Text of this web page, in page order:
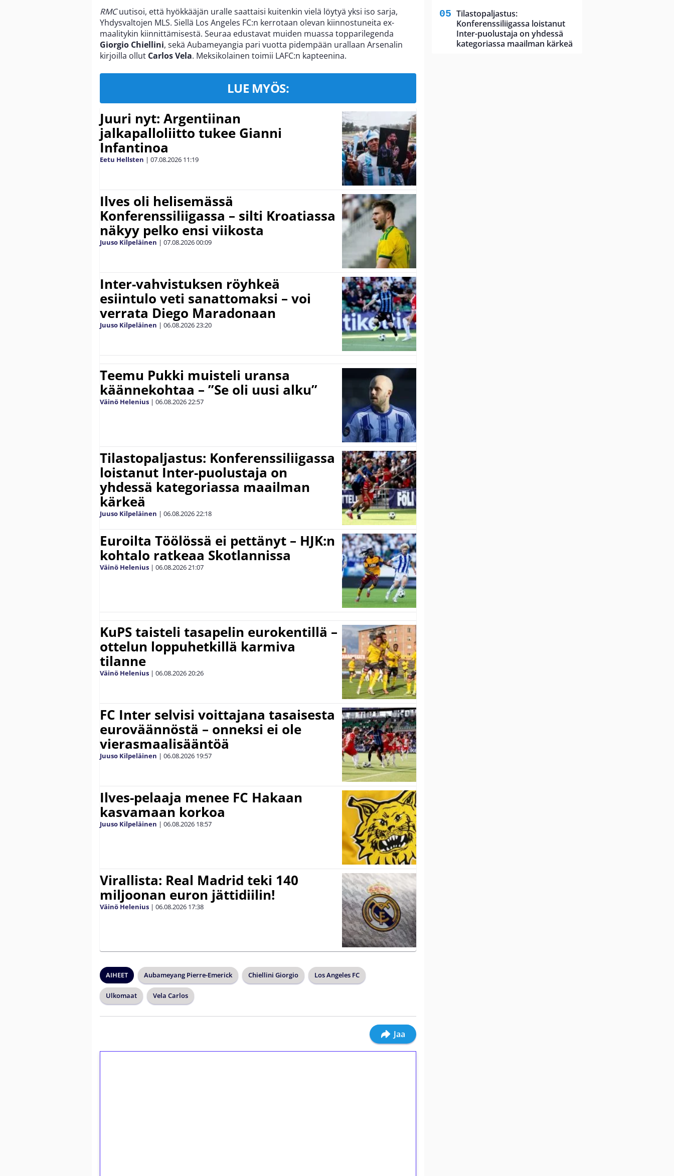
RMCuutisoi, että hyökkääjän uralle saattaisi kuitenkin vielä löytyä yksi iso sarja,
Yhdysvaltojen MLS. Siellä Los Angeles FC:n kerrotaan olevan kiinnostuneita ex-
maalitykin kiinnittämisestä. Seuraa edustavat muiden muassa topparilegenda
Giorgio Chiellini, sekä Aubameyangia pari vuotta pidempään urallaan Arsenalin
kirjoilla ollut Carlos Vela. Meksikolainen toimii LAFC:n kapteenina.
LUE MYÖS:
Juuri nyt: Argentiinan
jalkapalloliitto tukee Gianni
Infantinoa
Eetu Hellsten | 07.08.2026 11:19
Ilves oli helisemässä
Konferenssiliigassa – silti Kroatiassa
näkyy pelko ensi viikosta
Juuso Kilpeläinen | 07.08.202600:09
Inter-vahvistuksen röyhkeä
esiintulo veti sanattomaksi – voi
verrata Diego Maradonaan
Juuso Kilpeläinen | 06.08.202623:20
Teemu Pukki muisteli uransa
käännekohtaa – ”Se oli uusi alku”
Väinö Helenius | 06.08.202622:57
Tilastopaljastus: Konferenssiliigassa
loistanut Inter-puolustaja on
yhdessä kategoriassa maailman
kärkeä
Juuso Kilpeläinen | 06.08.202622:18
Euroilta Töölössä ei pettänyt – HJK:n
kohtalo ratkeaa Skotlannissa
Väinö Helenius | 06.08.202621:07
KuPS taisteli tasapelin eurokentillä –
ottelun loppuhetkillä karmiva
tilanne
Väinö Helenius | 06.08.202620:26
FC Inter selvisi voittajana tasaisesta
euroväännöstä – onneksi ei ole
vierasmaalisääntöä
Juuso Kilpeläinen | 06.08.2026 19:57
Ilves-pelaaja menee FC Hakaan
kasvamaan korkoa
Juuso Kilpeläinen | 06.08.2026 18:57
Virallista: Real Madrid teki 140
miljoonan euron jättidiilin!
Väinö Helenius | 06.08.2026 17:38
AIHEET Aubameyang Pierre-Emerick Chiellini Giorgio Los Angeles FC
Ulkomaat Vela Carlos
Jaa
Tilastopaljastus:
Konferenssiliigassa loistanut
Inter-puolustaja on yhdessä
kategoriassa maailman kärkeä